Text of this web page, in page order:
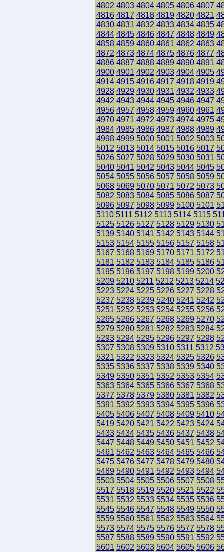
4802 4803 4804 4805 4806 4807
4816 4817 4818 4819 4820 4821
4830 4831 4832 4833 4834 4835
4844 4845 4846 4847 4848 4849
4858 4859 4860 4861 4862 4863
4872 4873 4874 4875 4876 4877
4886 4887 4888 4889 4890 4891
4900 4901 4902 4903 4904 4905
4914 4915 4916 4917 4918 4919
4928 4929 4930 4931 4932 4933
4942 4943 4944 4945 4946 4947
4956 4957 4958 4959 4960 4961
4970 4971 4972 4973 4974 4975
4984 4985 4986 4987 4988 4989
4998 4999 5000 5001 5002 5003
5012 5013 5014 5015 5016 5017
5026 5027 5028 5029 5030 5031
5040 5041 5042 5043 5044 5045
5054 5055 5056 5057 5058 5059
5068 5069 5070 5071 5072 5073
5082 5083 5084 5085 5086 5087
5096 5097 5098 5099 5100 5101
5110 5111 5112 5113 5114 5115
5125 5126 5127 5128 5129 5130
5139 5140 5141 5142 5143 5144
5153 5154 5155 5156 5157 5158
5167 5168 5169 5170 5171 5172
5181 5182 5183 5184 5185 5186
5195 5196 5197 5198 5199 5200
5209 5210 5211 5212 5213 5214
5223 5224 5225 5226 5227 5228
5237 5238 5239 5240 5241 5242
5251 5252 5253 5254 5255 5256
5265 5266 5267 5268 5269 5270
5279 5280 5281 5282 5283 5284
5293 5294 5295 5296 5297 5298
5307 5308 5309 5310 5311 5312
5321 5322 5323 5324 5325 5326
5335 5336 5337 5338 5339 5340
5349 5350 5351 5352 5353 5354
5363 5364 5365 5366 5367 5368
5377 5378 5379 5380 5381 5382
5391 5392 5393 5394 5395 5396
5405 5406 5407 5408 5409 5410
5419 5420 5421 5422 5423 5424
5433 5434 5435 5436 5437 5438
5447 5448 5449 5450 5451 5452
5461 5462 5463 5464 5465 5466
5475 5476 5477 5478 5479 5480
5489 5490 5491 5492 5493 5494
5503 5504 5505 5506 5507 5508
5517 5518 5519 5520 5521 5522
5531 5532 5533 5534 5535 5536
5545 5546 5547 5548 5549 5550
5559 5560 5561 5562 5563 5564
5573 5574 5575 5576 5577 5578
5587 5588 5589 5590 5591 5592
5601 5602 5603 5604 5605 5606